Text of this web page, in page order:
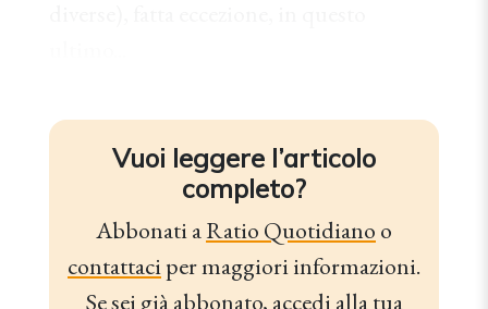
Vuoi leggere l’articolo
completo?
Abbonati aRatio Quotidiano o
contattaciper maggiori informazioni.
Se sei già abbonato, accedi alla tua